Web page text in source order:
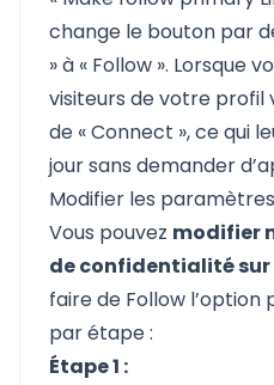
change le bouton par
» à « Follow ». Lorsque
visiteurs de votre profil
de « Connect », ce qui
jour sans demander
Modifier les
Vous pouvez modifier
de confidentialité sur
faire de Follow l’option
par étape :
Étape 1 :